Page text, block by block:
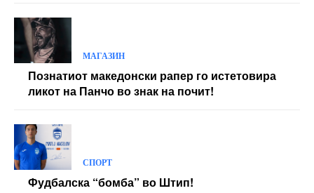
МАГАЗИН
Познатиот македонски рапер го истетовира
ликот на Панчо во знак на почит!
СПОРТ
Фудбалска “бомба” во Штип!